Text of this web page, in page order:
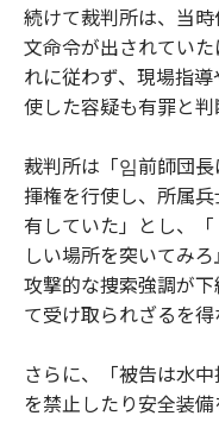
続けて裁判所は、当
文命令が出されてい
れに従わず、現場指
使した容疑も有罪と判
裁判所は「임前師団
揮権を行使し、所属
有していた」とし、
しい場所を突いてみ
攻撃的な捜索強調が
て受け取られざるを得
さらに、「被告は水
を禁止したり安全装